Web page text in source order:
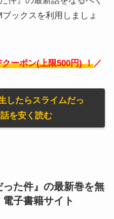
ックスを利用しましょ
クーポン(上限500円)！／
したらスライムだっ
を安く読む
った件』の最新巻を無
子書籍サイト